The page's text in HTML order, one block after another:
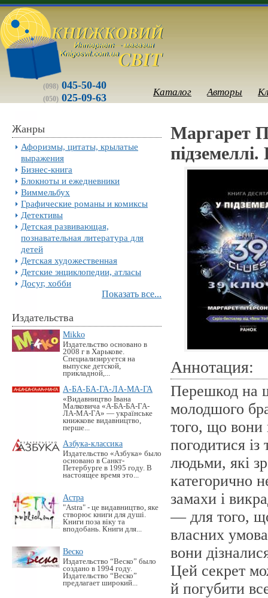
(098) 045-50-40
(050) 025-09-63 Каталог Авторы
Жанры
Афоризмы, цитаты, крылатые
выражения
Бизнес-книга
Блокноты и ежедневники
Виммельбух
Графические романы и комиксы
Детективы
Детская развивающая,
познавательная литература для
детей
Детская художественная
Детские энциклопедии, атласы
Досуг, хобби
Показать все...
Издательства
Mikko
Издательство основано в
2008 г в Харькове.
Специализируется на
выпуске детской,
прикладной,...
А-БА-БА-ГА-ЛА-МА-ГА
«Видавництво Івана
Малковича «А-БА-БА-ГА-
ЛА-МА-ГА» — українське
книжкове видавництво,
перше...
Азбука-классика
Издательство «Азбука» было
основано в Санкт-
Петербурге в 1995 году. В
настоящее время это...
Астра
"Astra" - це видавництво, яке
створює книги для душі.
Книги поза віку та
вподобань. Книги для...
Веско
Издательство “Веско” было
создано в 1994 году.
Издательство “Веско”
предлагает широкий...
Маргарет
Аннотация:
Перешкод на
молодшого
того, що вони
погодитися із
людьми, які
категорично
замахи і
— для того,
власних
вони
Цей секрет
й погубити